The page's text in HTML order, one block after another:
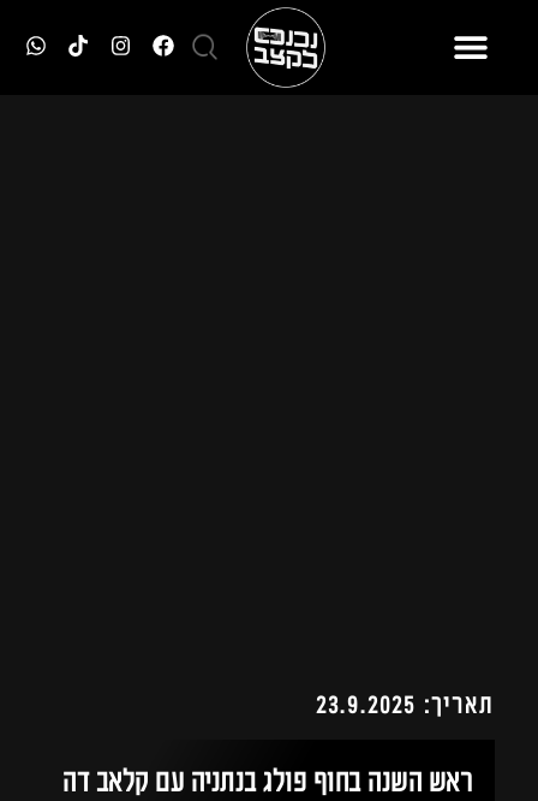
תאריך: 23.9.2025
ראש השנה בחוף פולג בנתניה עם קלאב דה